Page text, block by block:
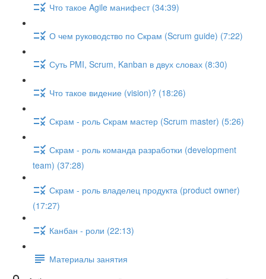
Что такое Agile манифест (34:39)
О чем руководство по Скрам (Scrum guide) (7:22)
Суть PMI, Scrum, Kanban в двух словах (8:30)
Что такое видение (vision)? (18:26)
Скрам - роль Скрам мастер (Scrum master) (5:26)
Скрам - роль команда разработки (development
team) (37:28)
Скрам - роль владелец продукта (product owner)
(17:27)
Канбан - роли (22:13)
Материалы занятия